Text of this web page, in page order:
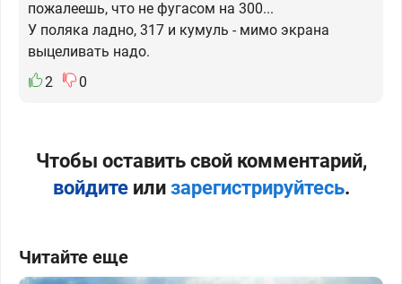
пожалеешь, что не фугасом на 300...
У поляка ладно, 317 и кумуль - мимо экрана
выцеливать надо.
2
0
Чтобы оставить свой комментарий,
войдитеили зарегистрируйтесь.
Читайте еще